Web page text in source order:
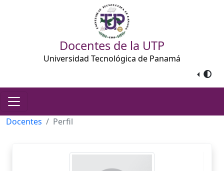
Docentes de la UTP
Universidad Tecnológica de Panamá
Docentes Perfil